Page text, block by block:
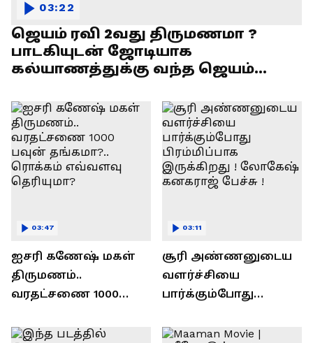
ஜெயம் ரவி 2வது திருமணமா ?
பாடகியுடன் ஜோடியாக
கல்யாணத்துக்கு வந்த ஜெயம்
03:22
ஐசரி கணேஷ் மகள்
திருமணம்..
வரதட்சணை 1000
ரொக்கம் எவ்வளவு
03:47
சூரி அண்ணனுடைய
வளர்ச்சியை
பார்க்கும்போது
இருக்கிறது !
03:11